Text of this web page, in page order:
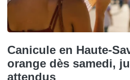
Canicule en Haute-
orange dès samedi,
attendus